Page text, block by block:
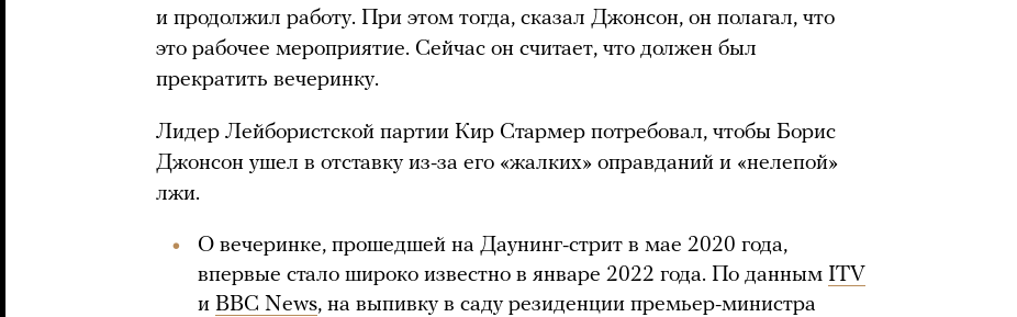
и продолжил работу. При этом тогда, сказал Джонсон, он полагал, что
это рабочее мероприятие. Сейчас он считает, что должен был
прекратить вечеринку.
Лидер Лейбористской партии Кир Стармер потребовал, чтобы Борис
Джонсон ушел в отставку из-за его «жалких» оправданий и «нелепой»
лжи.
О вечеринке, прошедшей на Даунинг-стрит в мае 2020 года,
впервые стало широко известно в январе 2022 года. По данным ITV
и BBC News, на выпивку в саду резиденции премьер-министра